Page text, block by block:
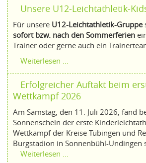
Unsere U12-Leichtathletik-
Für unsere U12-Leichtathletik-Gruppe
sofort bzw. nach den Sommerferien
Trainer oder gerne auch ein
Weiterlesen …
Erfolgreicher Auftakt beim
Wettkampf 2026
Am Samstag, den 11. Juli 2026, fand
Sonnenschein der erste
Wettkampf der Kreise Tübingen und
Burgstadion in Sonnenbühl-Undingen
Weiterlesen …